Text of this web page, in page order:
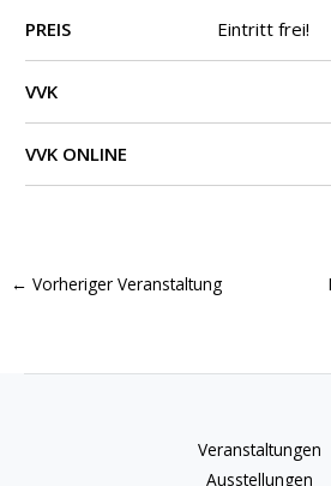
PREIS Eintritt frei!
VVK
VVK ONLINE
← Vorheriger Veranstaltung
Veranstaltungen
Ausstellungen